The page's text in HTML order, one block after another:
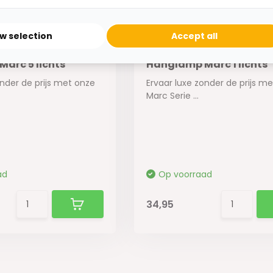
5 lichts
de prijs met onze
Hanglamp Marc 1 lichts
Ervaar luxe zonder de prijs
Marc Serie ...
Op voorraad
34,95
selection Accept all